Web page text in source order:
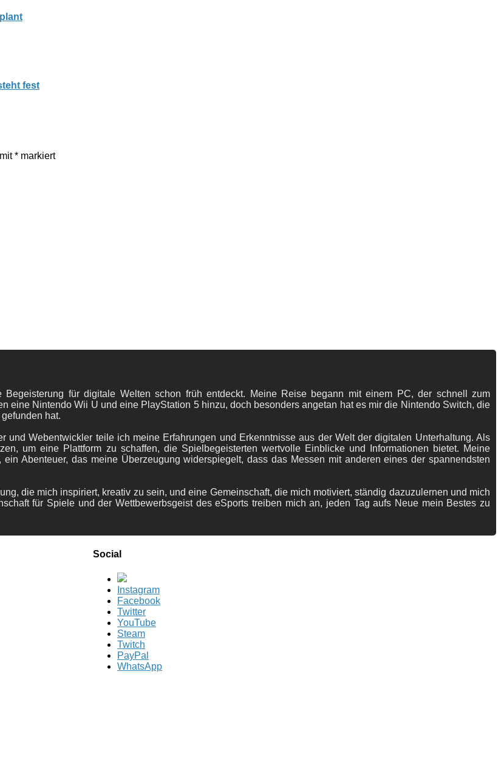
fest
* markiert
für digitale Welten schon früh entdeckt. Meine Reise begann mit einem PC, der schnell zum
eine Nintendo Wii U und eine PlayStation 5 hinzu, doch besonders angetan hat es mir die Nintendo Switch, die
hat.
und Webentwickler teile ich meine Erfahrungen und Erkenntnisse aus der Welt der digitalen Unterhaltung. Als
um eine Plattform zu schaffen, die Spielbegeisterten wertvolle Einblicke und Informationen bietet. Meine
Abenteuer, das meine Überzeugung widerspiegelt, dass das Messen mit anderen eines der spannendsten
die mich inspiriert, kreativ zu sein, und eine Gemeinschaft, die mich motiviert, ständig dazuzulernen und mich
für Spiele und der Wettbewerbsgeist des eSports treiben mich an, jeden Tag aufs Neue mein Bestes zu
Social
Instagram
Facebook
Twitter
YouTube
Steam
Twitch
PayPal
WhatsApp